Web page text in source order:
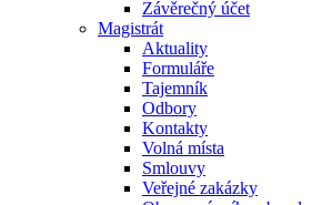
Závěrečný účet
Magistrát
Aktuality
Formuláře
Tajemník
Odbory
Kontakty
Volná místa
Smlouvy
Veřejné zakázky